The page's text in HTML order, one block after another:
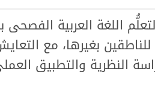
اللغة العربية
النظرية والتطبيق